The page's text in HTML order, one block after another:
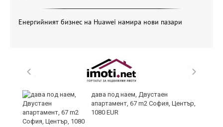
Енергийният бизнес на Huawei намира нови пазари
дава под наем, Двустаен
апартамент, 67 m2 София, Център,
1080 EUR